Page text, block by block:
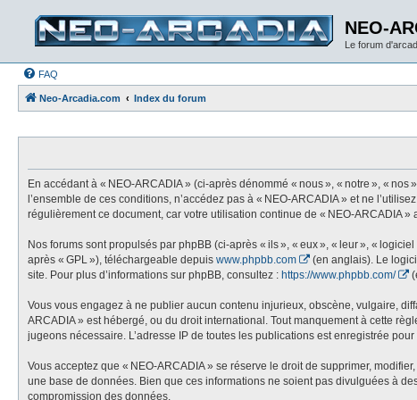
NEO-
Le forum
FAQ
Neo-Arcadia.com Index du forum
En accédant à « NEO-ARCADIA » (ci-après dénommé « nous », « notre », «
l’ensemble de ces conditions, n’accédez pas à « NEO-ARCADIA » et ne
régulièrement ce document, car votre utilisation continue de « NEO-ARCADIA
Nos forums sont propulsés par phpBB (ci-après « ils », « eux », « leur », «
après « GPL »), téléchargeable depuis www.phpbb.com
(en anglais). Le
site. Pour plus d’informations sur phpBB, consultez : https://www.phpbb.com/
Vous vous engagez à ne publier aucun contenu injurieux, obscène, vulgaire,
ARCADIA » est hébergé, ou du droit international. Tout manquement à cette
jugeons nécessaire. L’adresse IP de toutes les publications est enregistrée
Vous acceptez que « NEO-ARCADIA » se réserve le droit de supprimer,
une base de données. Bien que ces informations ne soient pas divulguées à
compromission des données.